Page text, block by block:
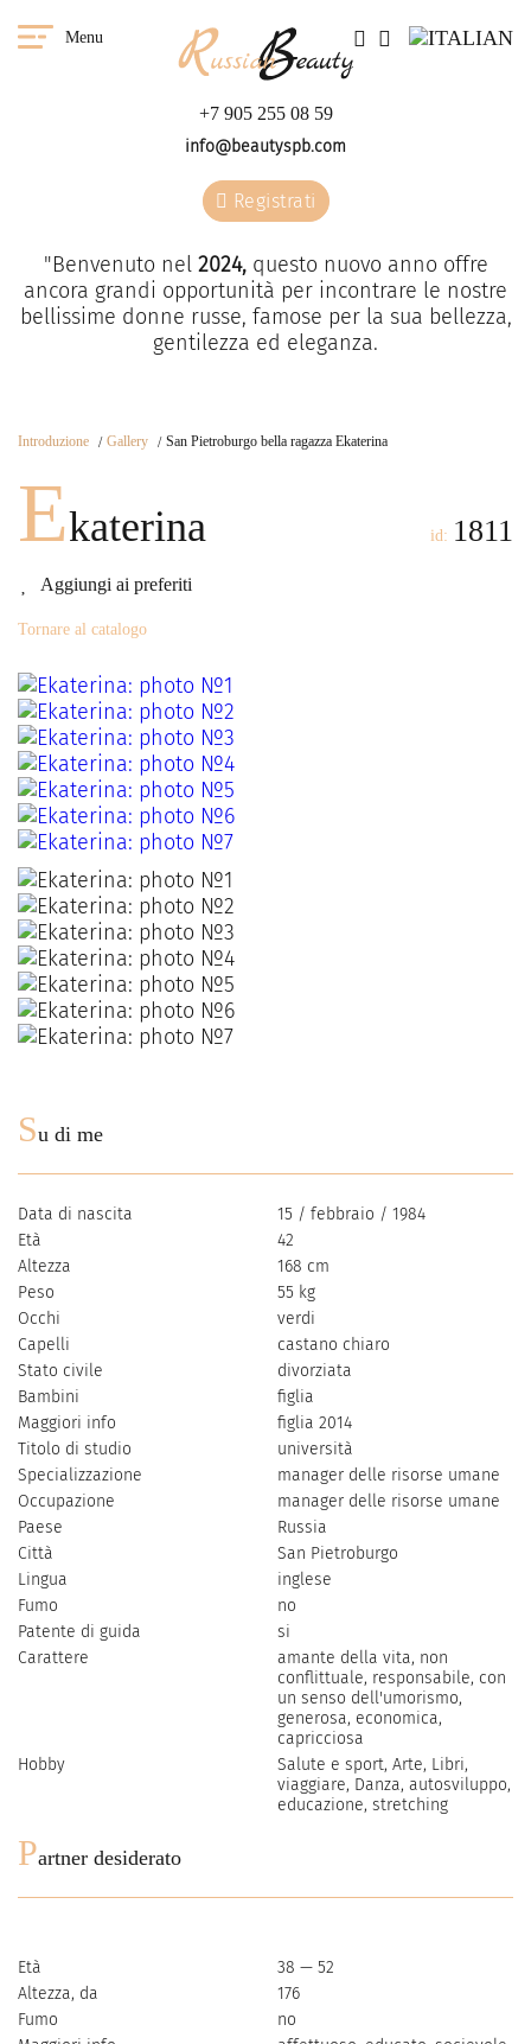
Menu
+7 905 255 08 59
info@beautyspb.com
Registrati
"Benvenuto nel 2024, questo nuovo anno offre
ancora grandi opportunità per incontrare le nostre
bellissime donne russe, famose per la sua bellezza,
gentilezza ed eleganza.
Introduzione Gallery San Pietroburgo bella ragazza Ekaterina
Ekaterina
Aggiungi ai preferiti
id: 1811
Tornare al catalogo
Su di me
Data di nascita
15 / febbraio / 1984
Età
42
Altezza
168 cm
Peso
55 kg
Occhi
verdi
Capelli
castano chiaro
Stato civile
divorziata
Bambini
figlia
Maggiori info
figlia 2014
Titolo di studio
università
Specializzazione
manager delle risorse umane
Occupazione
manager delle risorse umane
Paese
Russia
Città
San Pietroburgo
Lingua
inglese
Fumo
no
Patente di guida
si
Carattere
amante della vita, non
conflittuale, responsabile, con
un senso dell'umorismo,
generosa, economica,
capricciosa
Hobby
Salute e sport, Arte, Libri,
viaggiare, Danza, autosviluppo,
educazione, stretching
Partner desiderato
Età
38 — 52
Altezza, da
176
Fumo
no